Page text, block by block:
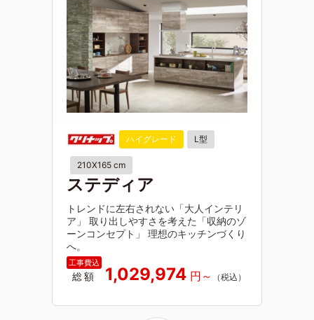
ハイグレード L型
210X165 cm
ステディア
トレンドに左右されない「大人インテリ
ア」 取り出しやすさを考えた「収納のゾ
ーンコンセプト」 理想のキッチンづくり
へ。
総額 1,029,974